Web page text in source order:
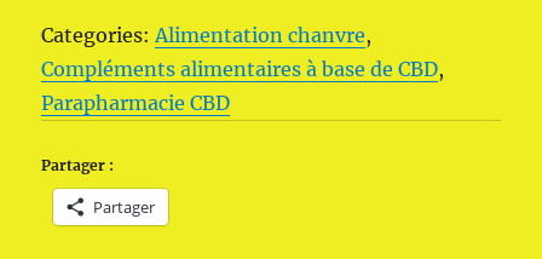
Categories: Alimentation chanvre,
Compléments alimentaires à base de CBD,
Parapharmacie CBD
Partager :
Partager